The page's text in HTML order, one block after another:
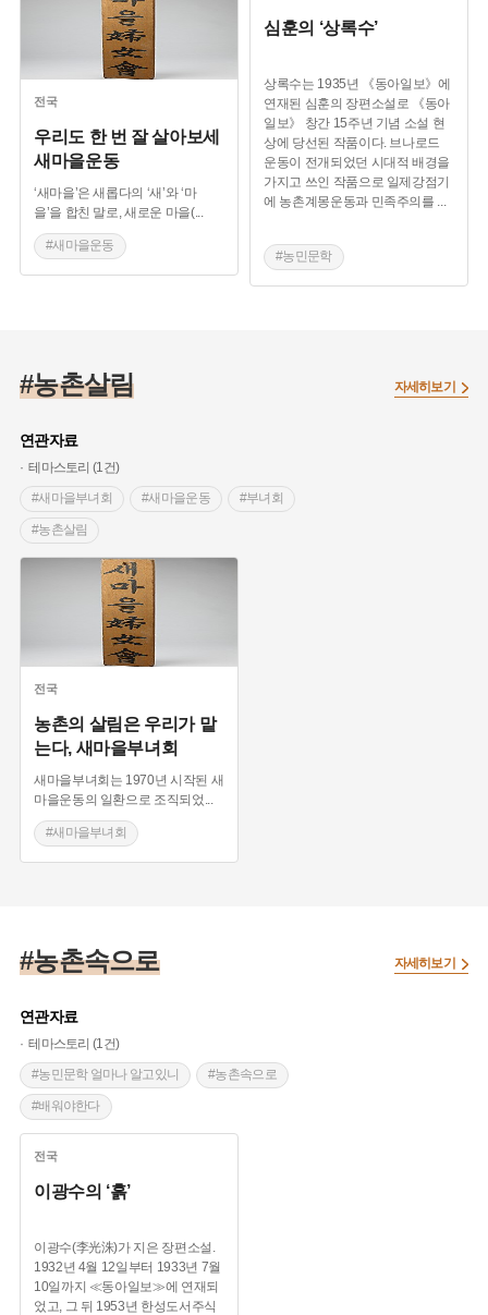
전국
우리도 한 번 잘 살아보세
새마을운동
‘새마을’은 새롭다의 ‘새’와 ‘마
을’을 합친 말로, 새로운 마을(...
#새마을운동
#농촌계몽운동
심훈의 ‘상록수’
상록수는 1935년 《동아일보》에
연재된 심훈의 장편소설로 《동아
일보》 창간 15주년 기념 소설 현
상에 당선된 작품이다. 브나로드
운동이 전개되었던 시대적 배경을
가지고 쓰인 작품으로 일제강점기
에 농촌계몽운동과 민족주의를 ...
#농민문학
#농촌계몽운동
#농촌살림
연관자료
테마스토리 (1건)
#새마을부녀회
#새마을운동 #부녀회
#농촌살림
자세히보기
전국
농촌의 살림은 우리가 맡
는다, 새마을부녀회
새마을부녀회는 1970년 시작된 새
마을운동의 일환으로 조직되었 ...
#새마을부녀회
#새마을운동 #부녀회
#농촌속으로
연관자료
테마스토리 (1건)
#농민문학 얼마나 알고있니
#농촌속으로
#배워야한다
자세히보기
전국
이광수의 ‘흙’
이광수(李光洙)가 지은 장편소설.
1932년 4월 12일부터 1933년 7월
10일까지 ≪동아일보≫에 연재되
었고, 그 뒤 1953년 한성도서주식